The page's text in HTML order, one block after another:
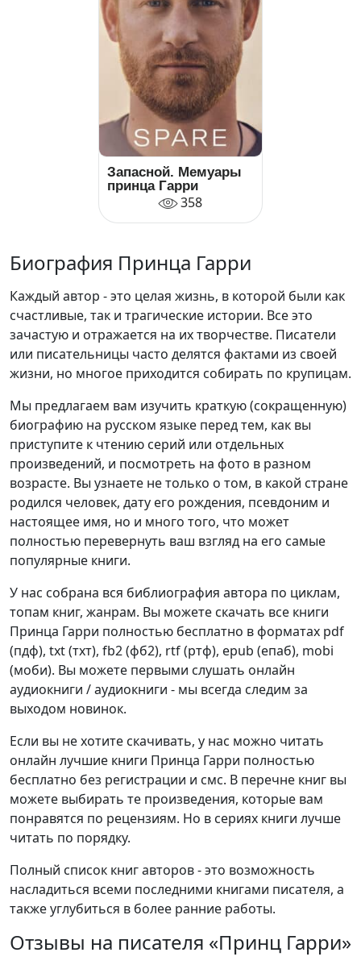
Запасной. Мемуары
принца Гарри
358
Биография Принца Гарри
Каждый автор - это целая жизнь, в которой были как
счастливые, так и трагические истории. Все это
зачастую и отражается на их творчестве. Писатели
или писательницы часто делятся фактами из своей
жизни, но многое приходится собирать по крупицам.
Мы предлагаем вам изучить краткую (сокращенную)
биографию на русском языке перед тем, как вы
приступите к чтению серий или отдельных
произведений, и посмотреть на фото в разном
возрасте. Вы узнаете не только о том, в какой стране
родился человек, дату его рождения, псевдоним и
настоящее имя, но и много того, что может
полностью перевернуть ваш взгляд на его самые
популярные книги.
У нас собрана вся библиография автора по циклам,
топам книг, жанрам. Вы можете скачать все книги
Принца Гарри полностью бесплатно в форматах pdf
(пдф), txt (тхт), fb2 (фб2), rtf (ртф), epub (епаб), mobi
(моби). Вы можете первыми слушать онлайн
аудиокниги / аудиокниги - мы всегда следим за
выходом новинок.
Если вы не хотите скачивать, у нас можно читать
онлайн лучшие книги Принца Гарри полностью
бесплатно без регистрации и смс. В перечне книг вы
можете выбирать те произведения, которые вам
понравятся по рецензиям. Но в сериях книги лучше
читать по порядку.
Полный список книг авторов - это возможность
насладиться всеми последними книгами писателя, а
также углубиться в более ранние работы.
Отзывы на писателя «Принц Гарри»